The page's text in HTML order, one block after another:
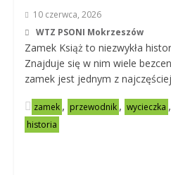
10 czerwca, 2026
WTZ PSONI Mokrzeszów
Zamek Książ to niezwykła
Znajduje się w nim wiele
zamek jest jednym z
zamek , przewodnik , wycieczka ,
historia